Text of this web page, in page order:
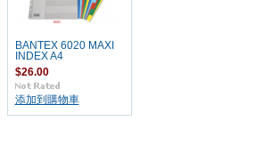
BANTEX 6020 MAXI
INDEX A4
$26.00
添加到購物車